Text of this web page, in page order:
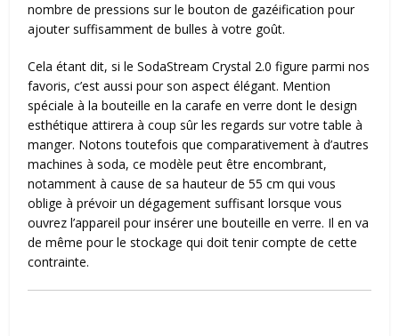
nombre de pressions sur le bouton de gazéification pour
ajouter suffisamment de bulles à votre goût.
Cela étant dit, si le SodaStream Crystal 2.0 figure parmi nos
favoris, c’est aussi pour son aspect élégant. Mention
spéciale à la bouteille en la carafe en verre dont le design
esthétique attirera à coup sûr les regards sur votre table à
manger. Notons toutefois que comparativement à d’autres
machines à soda, ce modèle peut être encombrant,
notamment à cause de sa hauteur de 55 cm qui vous
oblige à prévoir un dégagement suffisant lorsque vous
ouvrez l’appareil pour insérer une bouteille en verre. Il en va
de même pour le stockage qui doit tenir compte de cette
contrainte.